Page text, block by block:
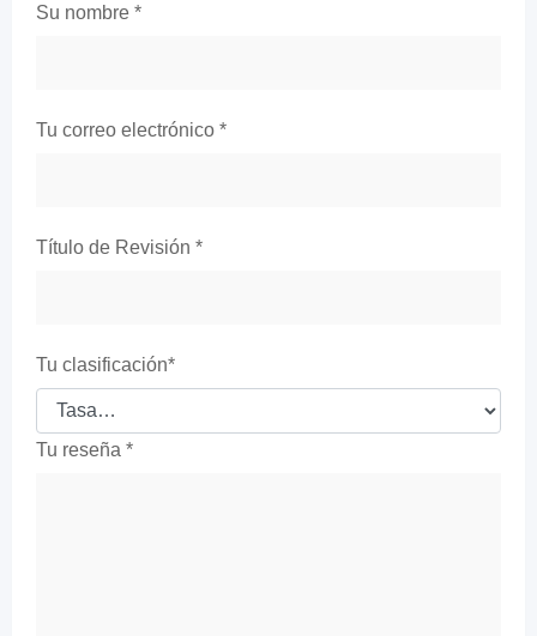
Su nombre *
Tu correo electrónico *
Título de Revisión *
Tu clasificación*
Tu reseña *